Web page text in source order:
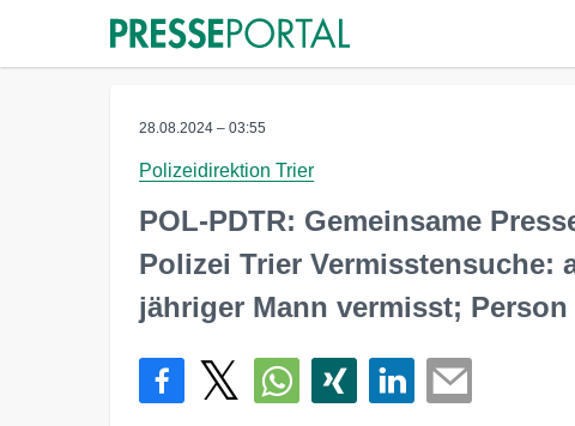
28.08.2024 – 03:55
Polizeidirektion Trier
POL-PDTR: Gemeinsame
Polizei Trier Vermisstensuche:
jähriger Mann vermisst;